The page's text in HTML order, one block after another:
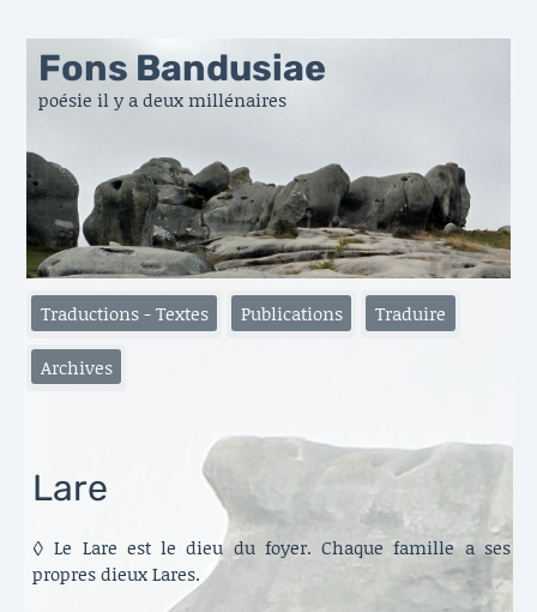
Fons Bandusiae
poésie il y a deux millénaires
Traductions - Textes Publications Traduire
Archives
Lare
◊ Le Lare est le dieu du foyer. Chaque famille a ses
propres dieux Lares.